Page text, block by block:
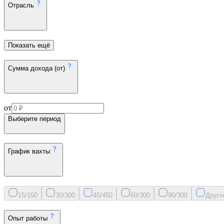
Отрасль
Показать ещё
Сумма дохода (от)
от
Выберите период
График вахты
15/150 30/300 45/450 60/300 90/300
Опыт работы